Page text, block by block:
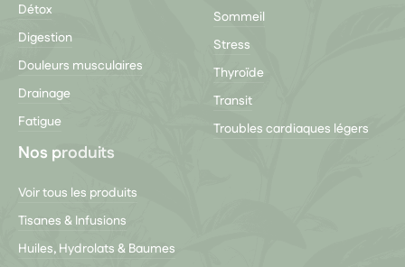
Détox
Digestion
Douleurs musculaires
Drainage
Fatigue
Sommeil
Stress
Thyroïde
Transit
Troubles cardiaques légers
Nos produits
Voir tous les produits
Tisanes & Infusions
Huiles, Hydrolats & Baumes